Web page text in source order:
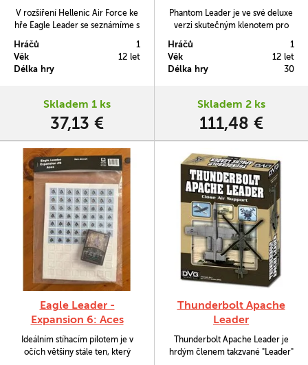
Air Force
V rozšíření Hellenic Air Force ke
hře Eagle Leader se seznámíme s
bude mít za úkol pokořit
sovětskou černomořskou flotilu.
Hráčů
1
Věk
12 let
Délka hry
Skladem 1 ks
37,13 €
Phantom Leader je ve své deluxe
verzi skutečným klenotem pro
určených jednomu hráč. Zaobírá
se leteckými akcemi během
Vietnamské války a speciální
konfliktu i na postupný vývoj
Hráčů
1
Věk
12 let
Délka hry
30
Skladem 2 ks
111,48 €
Eagle Leader -
Expansion 6: Aces
Ideálním stíhacím pilotem je v
očích většiny stále ten, který
Thunderbolt Apache
Leader
Thunderbolt Apache Leader je
hrdým členem takzvané "Leader"